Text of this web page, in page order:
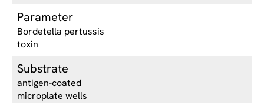
Parameter
Bordetella pertussis
toxin
Substrate
antigen-coated
microplate wells